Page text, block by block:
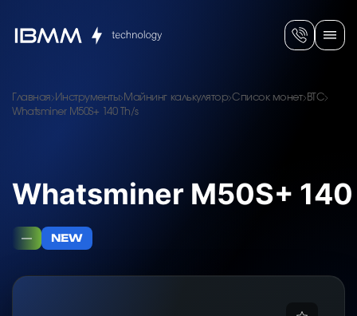
Главная Инструменты Майнинг калькулятор Список монет BTC
Whatsminer M50S+ 140 Th/s
Whatsminer M50S+
— NEW